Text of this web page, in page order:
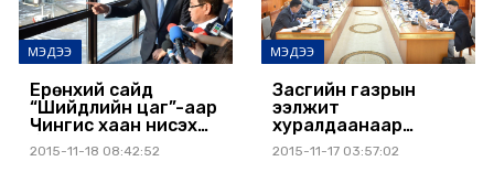
МЭДЭЭ
Ерөнхий сайд
“Шийдлийн цаг”-аар
Чингис хаан нисэх
буудлын бүтээн
байгуулалттай
2015-11-18 08:42:52
МЭДЭЭ
Засгийн газрын
ээлжит
хуралдаанаар
дараах асуудлуудыг
хэлэлцэн
2015-11-17 03:57:02